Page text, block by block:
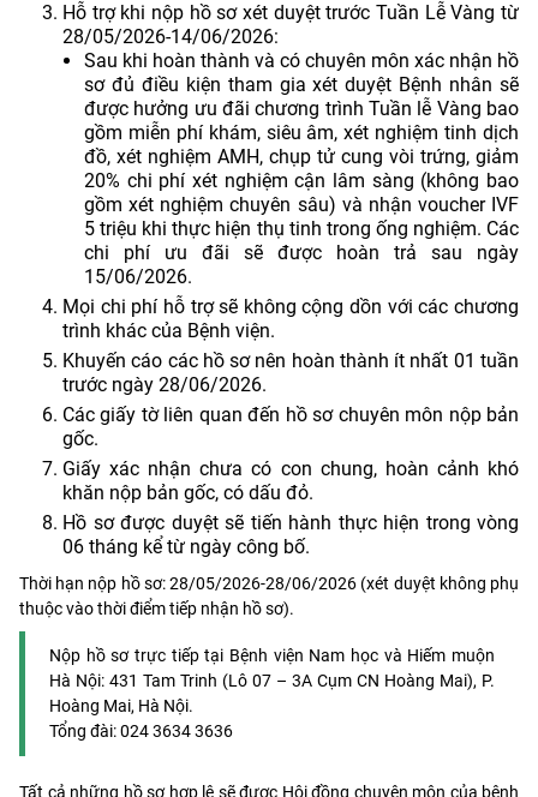
Hỗ trợ khi nộp hồ sơ xét duyệt trước Tuần Lễ Vàng từ
28/05/2026-14/06/2026:
Sau khi hoàn thành và có chuyên môn xác nhận hồ
sơ đủ điều kiện tham gia xét duyệt Bệnh nhân sẽ
được hưởng ưu đãi chương trình Tuần lễ Vàng bao
gồm miễn phí khám, siêu âm, xét nghiệm tinh dịch
đồ, xét nghiệm AMH, chụp tử cung vòi trứng, giảm
20% chi phí xét nghiệm cận lâm sàng (không bao
gồm xét nghiệm chuyên sâu) và nhận voucher IVF
5 triệu khi thực hiện thụ tinh trong ống nghiệm. Các
chi phí ưu đãi sẽ được hoàn trả sau ngày
15/06/2026.
Mọi chi phí hỗ trợ sẽ không cộng dồn với các chương
trình khác của Bệnh viện.
Khuyến cáo các hồ sơ nên hoàn thành ít nhất 01 tuần
trước ngày 28/06/2026.
Các giấy tờ liên quan đến hồ sơ chuyên môn nộp bản
gốc.
Giấy xác nhận chưa có con chung, hoàn cảnh khó
khăn nộp bản gốc, có dấu đỏ.
Hồ sơ được duyệt sẽ tiến hành thực hiện trong vòng
06 tháng kể từ ngày công bố.
Thời hạn nộp hồ sơ: 28/05/2026-28/06/2026 (xét duyệt không phụ
thuộc vào thời điểm tiếp nhận hồ sơ).
Nộp hồ sơ trực tiếp tại Bệnh viện Nam học và Hiếm muộn
Hà Nội: 431 Tam Trinh (Lô 07 – 3A Cụm CN Hoàng Mai), P.
Hoàng Mai, Hà Nội.
Tổng đài: 024 3634 3636
Tất cả những hồ sơ hợp lệ sẽ được Hội đồng chuyên môn của bệnh